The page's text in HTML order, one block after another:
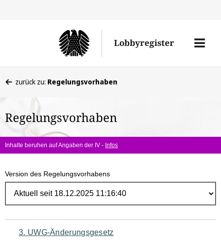
Lobbyregister
Menü
befinden
hier:
zurück zu: Regelungsvorhaben
Regelungsvorhaben
Inhalte beruhen auf Angaben der IV - Infos
Version des Regelungsvorhabens
Navigation
3. UWG-Änderungsgesetz